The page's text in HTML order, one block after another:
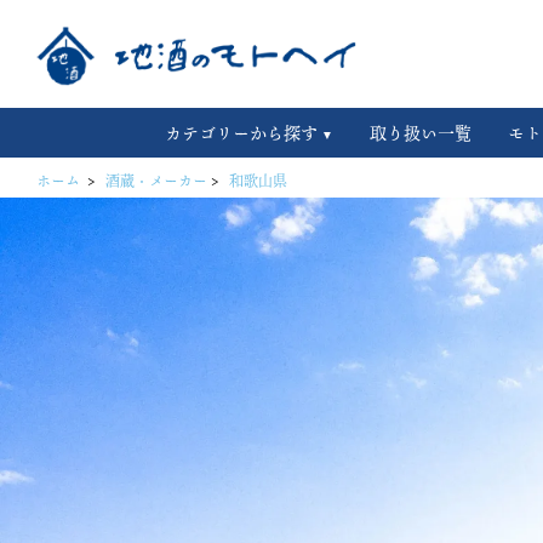
カテゴリーから探す 取り扱い一覧 モ
ホーム > 酒蔵・メーカー > 和歌山県